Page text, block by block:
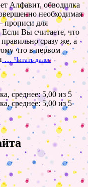
Алфавит, обводилка
необходимая
прописи для
Вы считаете, что
сразу же, а
что в первом
… Читать далее